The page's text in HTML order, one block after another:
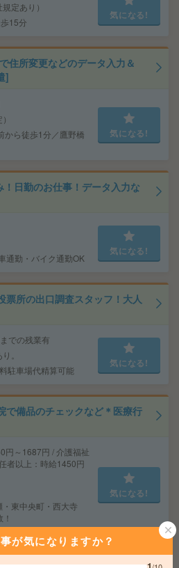
定あり）
15分
気になる!
住所変更などのデータ入力＆
]
から徒歩1分／鷹野橋
気になる!
日勤のお仕事！データ入力な
勤・バイク通勤OK
気になる!
票所の出口調査スタッフ！大人
での残業有
。
駐車場代精算可能
気になる!
で備品のチェックなど＊医療行
円～1687円 / 介護福祉
者以上：時給1450円
・東中央町・西大寺
気になる!
高時給！印刷オペレーター[派
が気になりますか？